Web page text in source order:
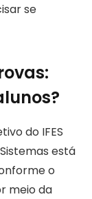
se
do IFES
está
o
meio da